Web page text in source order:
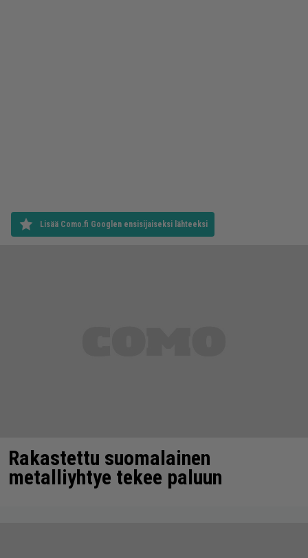
Lisää Como.fi Googlen ensisijaiseksi lähteeksi
Rakastettu suomalainen
metalliyhtye tekee paluun